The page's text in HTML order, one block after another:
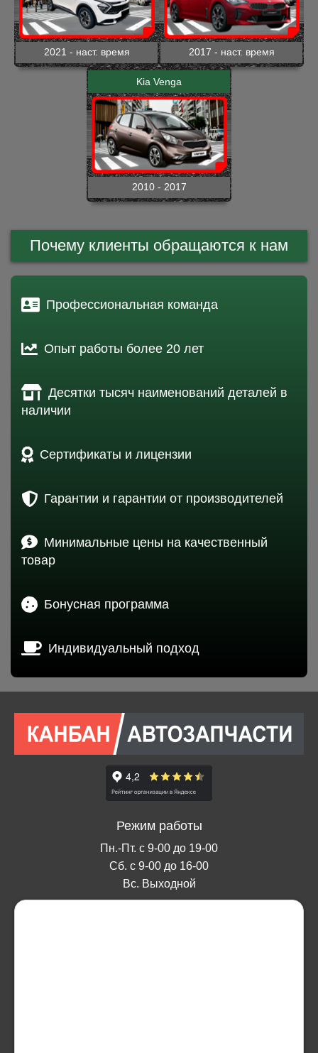
2021 - наст. время 2017 - наст. время
Kia Venga
2010 - 2017
Почему клиенты обращаются к нам
Профессиональная команда
Опыт работы более 20 лет
Десятки тысяч наименований деталей в
наличии
Сертификаты и лицензии
Гарантии и гарантии от производителей
Минимальные цены на качественный
товар
Бонусная программа
Индивидуальный подход
Режим работы
Пн.-Пт. с 9-00 до 19-00
Сб. с 9-00 до 16-00
Вс. Выходной